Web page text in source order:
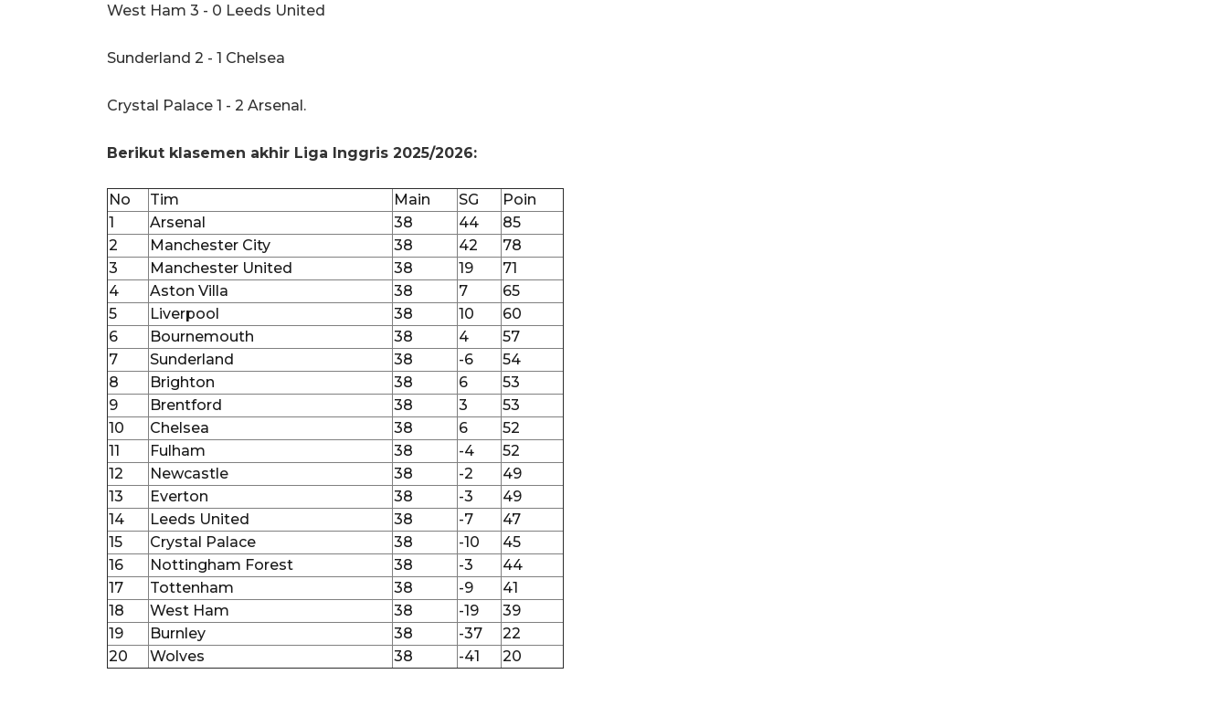
West Ham 3 - 0 Leeds United
Sunderland 2 - 1 Chelsea
Crystal Palace 1 - 2 Arsenal.
Berikut klasemen akhir Liga Inggris 2025/2026:
No Tim Main SG
Poin
1
Arsenal 38 44
85
2
Manchester City 38 42
78
3
Manchester United 38 19
71
4
Aston Villa 38 7
65
5
Liverpool 38 10
60
6
Bournemouth 38 4
57
7
Sunderland 38 -6
54
8
Brighton 38 6
53
9
Brentford 38 3
53
10
Chelsea 38 6
52
11
Fulham 38 -4
52
12
Newcastle 38 -2
49
13
Everton 38 -3
49
14
Leeds United 38 -7
47
15
Crystal Palace 38 -10
45
16
Nottingham Forest 38 -3
44
17
Tottenham 38 -9
41
18
West Ham 38 -19
39
19
Burnley 38 -37
22
20
Wolves 38 -41 20